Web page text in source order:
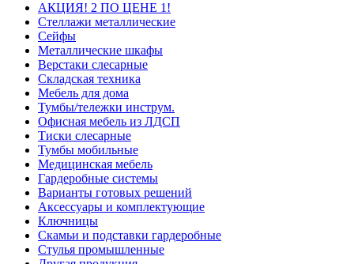
АКЦИЯ! 2 ПО ЦЕНЕ 1!
Стеллажи металлические
Сейфы
Металлические шкафы
Верстаки слесарные
Складская техника
Мебель для дома
Тумбы/тележки инструм.
Офисная мебель из ЛДСП
Тиски слесарные
Тумбы мобильные
Медицинская мебель
Гардеробные системы
Варианты готовых решений
Аксессуары и комплектующие
Ключницы
Скамьи и подставки гардеробные
Стулья промышленные